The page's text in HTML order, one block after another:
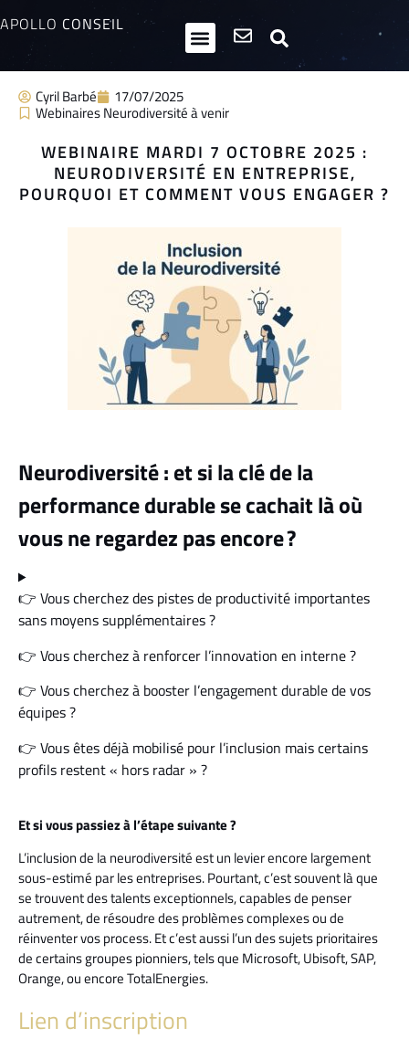
APOLLO CONSEIL
Cyril Barbé 17/07/2025
Webinaires Neurodiversité à venir
WEBINAIRE MARDI 7 OCTOBRE 2025 :
NEURODIVERSITÉ EN ENTREPRISE,
POURQUOI ET COMMENT VOUS ENGAGER ?
Neurodiversité : et si la clé de la
performance durable se cachait là où
vous ne regardez pas encore?
👉 Vous cherchez des pistes de productivité importantes
sans moyens supplémentaires ?
👉 Vous cherchez à renforcer l’innovation en interne ?
👉 Vous cherchez à booster l’engagement durable de vos
équipes ?
👉 Vous êtes déjà mobilisé pour l’inclusion mais certains
profils restent « hors radar » ?
Et si vous passiez à l’étape suivante ?
L’inclusion de la neurodiversité est un levier encore largement
sous-estimé par les entreprises. Pourtant, c’est souvent là que
se trouvent des talents exceptionnels, capables de penser
autrement, de résoudre des problèmes complexes ou de
réinventer vos process. Et c’est aussi l’un des sujets prioritaires
de certains groupes pionniers, tels que Microsoft, Ubisoft, SAP,
Orange, ou encore TotalEnergies.
Lien d’inscription